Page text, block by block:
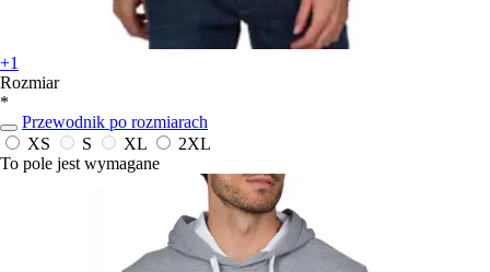
+1
Rozmiar
*
Przewodnik po rozmiarach
XS
S XL
2XL
To pole jest wymagane